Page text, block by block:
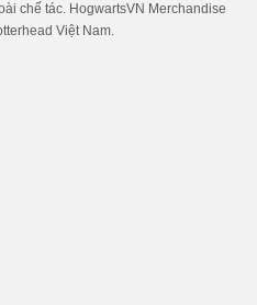
chế tác. HogwartsVN Merchandise
Việt Nam.